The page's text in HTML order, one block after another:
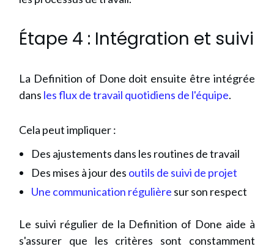
Étape 4 : Intégration et suivi
La Definition of Done doit ensuite être intégrée
dans les flux de travail quotidiens de l'équipe.
Cela peut impliquer :
Des ajustements dans les routines de travail
Des mises à jour des outils de suivi de projet
Une communication régulière sur son respect
Le suivi régulier de la Definition of Done aide à
s'assurer que les critères sont constamment